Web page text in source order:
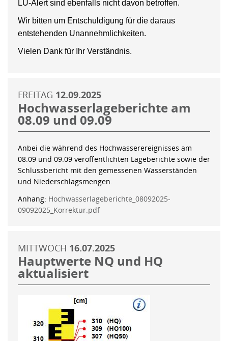
LU-Alert sind ebenfalls nicht davon betroffen.
Wir bitten um Entschuldigung für die daraus
entstehenden Unannehmlichkeiten.
Vielen Dank für Ihr Verständnis.
FREITAG 12.09.2025
Hochwasserlageberichte am
08.09 und 09.09
Anbei die während des Hochwasserereignisses am
08.09 und 09.09 veröffentlichten Lageberichte sowie der
Schlussbericht mit den gemessenen Wasserständen
und Niederschlagsmengen.
Anhang: Hochwasserlageberichte_08092025-
09092025_Korrektur.pdf
MITTWOCH 16.07.2025
Hauptwerte NQ und HQ
aktualisiert